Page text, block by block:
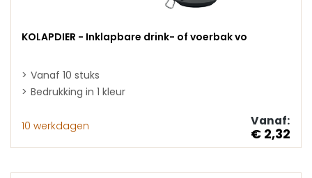
KOLAPDIER - Inklapbare drink- of voerbak vo
Vanaf 10 stuks
Bedrukking in 1 kleur
10 werkdagen Vanaf:
€ 2,32